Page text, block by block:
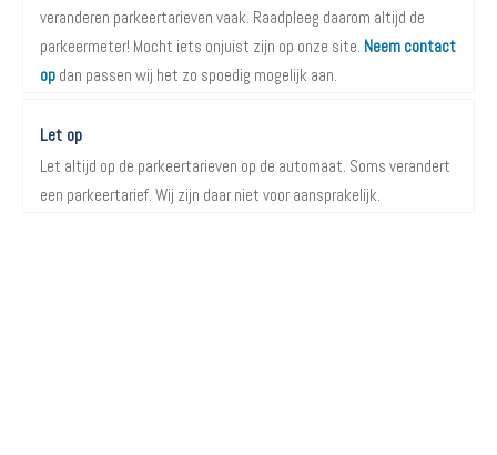
veranderen parkeertarieven vaak. Raadpleeg daarom altijd de
parkeermeter! Mocht iets onjuist zijn op onze site. Neem contact
op dan passen wij het zo spoedig mogelijk aan.
Let op
Let altijd op de parkeertarieven op de automaat. Soms verandert
een parkeertarief. Wij zijn daar niet voor aansprakelijk.